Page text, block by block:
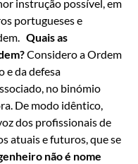
instrução possível, em
portugueses e
Quais as
Considero a Ordem
e da defesa
no binómio
De modo idêntico,
dos profissionais de
atuais e futuros, que se
não é nome